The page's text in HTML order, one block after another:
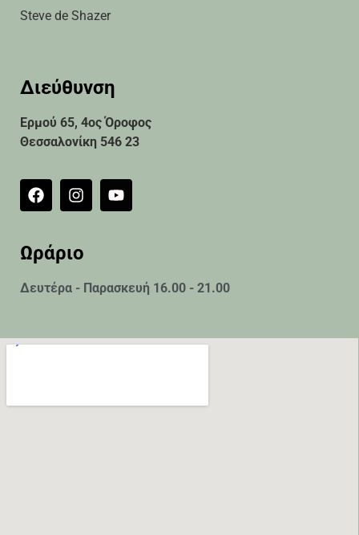
Steve de Shazer
Διεύθυνση
Ερμού 65, 4ος Όροφος
Θεσσαλονίκη 546 23
Ωράριο
Δευτέρα - Παρασκευή 16.00 - 21.00